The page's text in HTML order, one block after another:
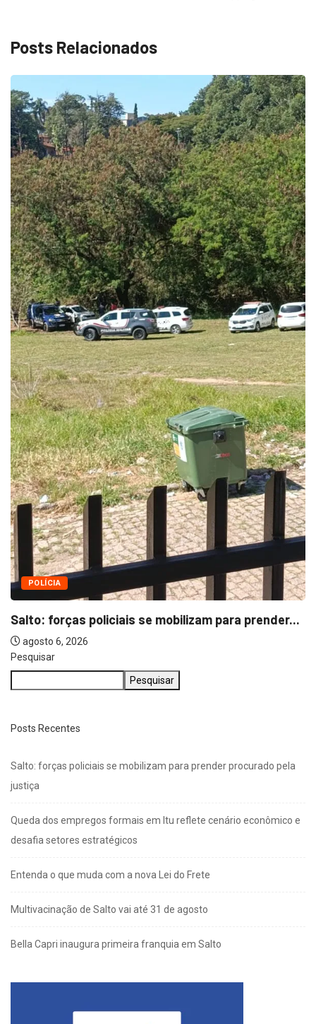
Posts Relacionados
SAÚDE
Multivacinação de Salto vai até 31 de...
agosto 5, 2026
Pesquisar
Pesquisar
Posts Recentes
Salto: forças policiais se mobilizam para prender procurado pela
justiça
Queda dos empregos formais em Itu reflete cenário econômico e
desafia setores estratégicos
Entenda o que muda com a nova Lei do Frete
Multivacinação de Salto vai até 31 de agosto
Bella Capri inaugura primeira franquia em Salto